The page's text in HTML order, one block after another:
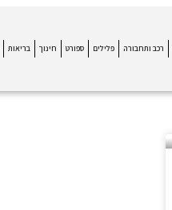
רכב ותחבורה פלילים ספורט חינוך בריאות